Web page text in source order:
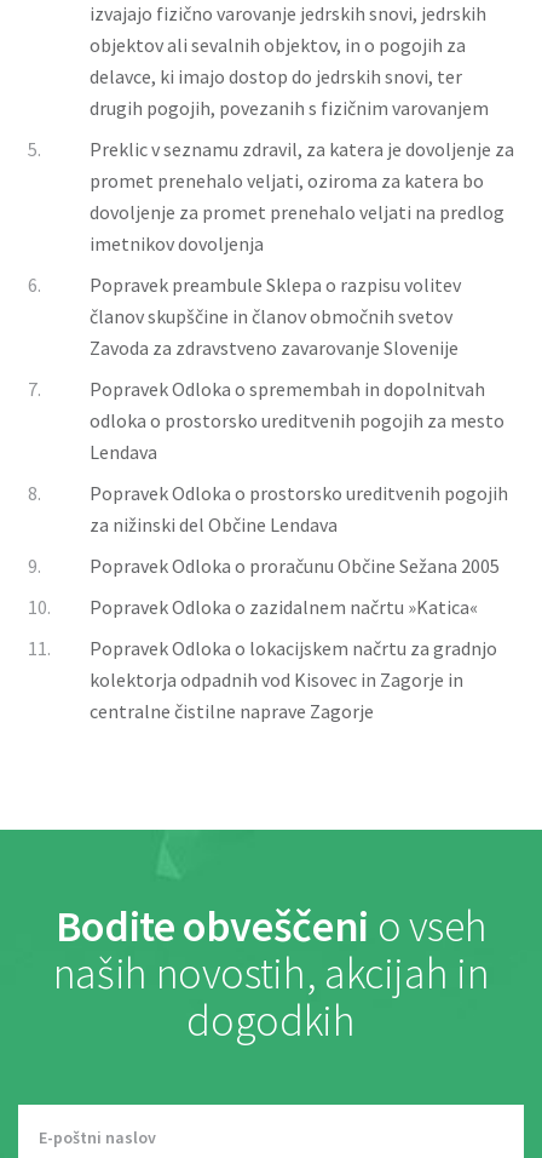
izvajajo fizično varovanje jedrskih snovi, jedrskih
objektov ali sevalnih objektov, in o pogojih za
delavce, ki imajo dostop do jedrskih snovi, ter
drugih pogojih, povezanih s fizičnim varovanjem
5.
Preklic v seznamu zdravil, za katera je dovoljenje za
promet prenehalo veljati, oziroma za katera bo
dovoljenje za promet prenehalo veljati na predlog
imetnikov dovoljenja
6.
Popravek preambule Sklepa o razpisu volitev
članov skupščine in članov območnih svetov
Zavoda za zdravstveno zavarovanje Slovenije
7.
Popravek Odloka o spremembah in dopolnitvah
odloka o prostorsko ureditvenih pogojih za mesto
Lendava
8.
Popravek Odloka o prostorsko ureditvenih pogojih
za nižinski del Občine Lendava
9.
Popravek Odloka o proračunu Občine Sežana 2005
10.
Popravek Odloka o zazidalnem načrtu »Katica«
11.
Popravek Odloka o lokacijskem načrtu za gradnjo
kolektorja odpadnih vod Kisovec in Zagorje in
centralne čistilne naprave Zagorje
Bodite obveščeni o vseh
naših novostih, akcijah in
dogodkih